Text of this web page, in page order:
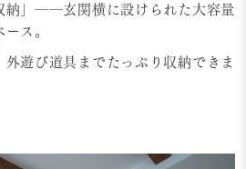
納」──玄関横に設けられた大容量
ス。
遊び道具までたっぷり収納できま